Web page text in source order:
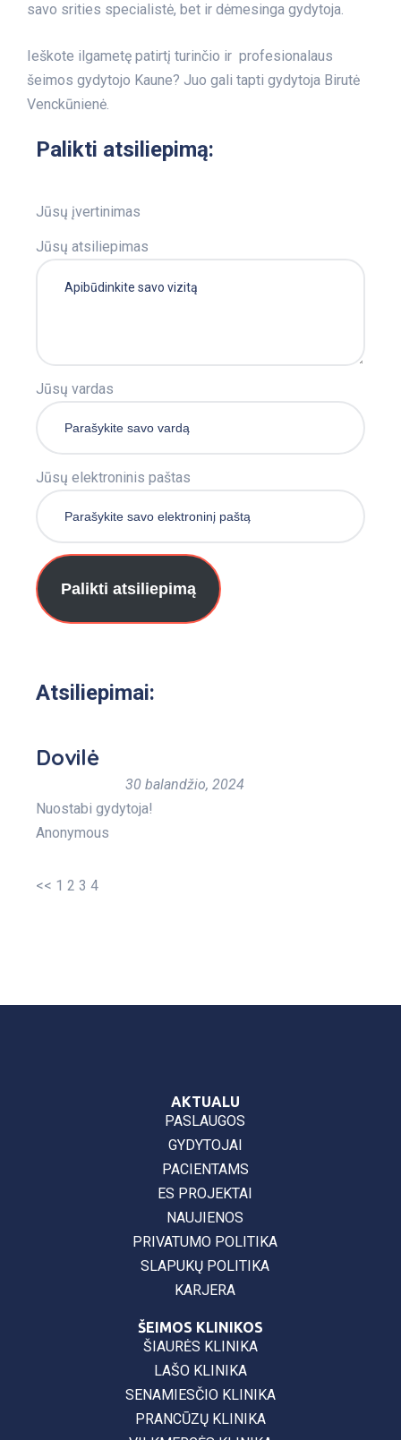
savo srities specialistė, bet ir dėmesinga gydytoja.
Ieškote ilgametę patirtį turinčio ir profesionalaus
šeimos gydytojo Kaune? Juo gali tapti gydytoja Birutė
Venckūnienė.
Palikti atsiliepimą:
Jūsų įvertinimas
Jūsų atsiliepimas
Jūsų vardas
Jūsų elektroninis paštas
Palikti atsiliepimą
Atsiliepimai:
Dovilė
30 balandžio, 2024
Nuostabi gydytoja!
Anonymous
<< 1 2 3 4
AKTUALU
PASLAUGOS
GYDYTOJAI
PACIENTAMS
ES PROJEKTAI
NAUJIENOS
PRIVATUMO POLITIKA
SLAPUKŲ POLITIKA
KARJERA
ŠEIMOS KLINIKOS
ŠIAURĖS KLINIKA
LAŠO KLINIKA
SENAMIESČIO KLINIKA
PRANCŪZŲ KLINIKA